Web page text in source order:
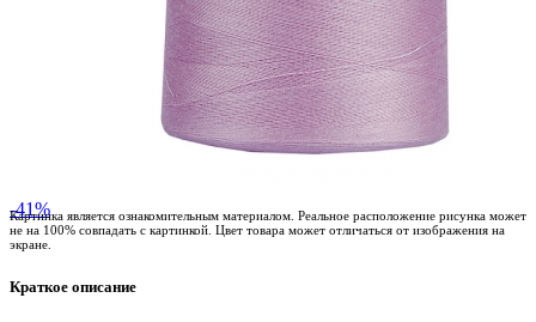
-41%
Картинка является ознакомительным материалом. Реальное расположение рисунка может
не на 100% совпадать с картинкой. Цвет товара может отличаться от изображения на
экране.
Краткое описание